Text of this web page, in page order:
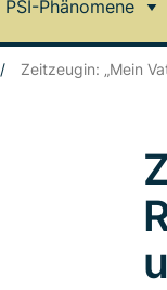
PSI-Phänomene
/ Zeitzeugin: „Mein